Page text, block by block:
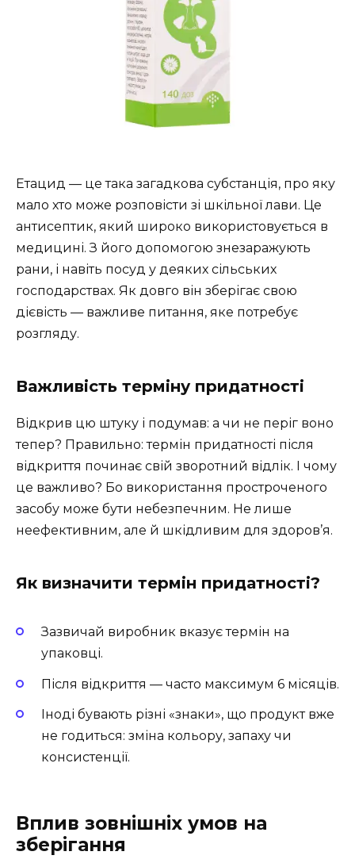
Етацид — це така загадкова субстанція, про яку
мало хто може розповісти зі шкільної лави. Це
антисептик, який широко використовується в
медицині. З його допомогою знезаражують
рани, і навіть посуд у деяких сільських
господарствах. Як довго він зберігає свою
дієвість — важливе питання, яке потребує
розгляду.
Важливість терміну придатності
Відкрив цю штуку і подумав: а чи не періг воно
тепер? Правильно: термін придатності після
відкриття починає свій зворотний відлік. І чому
це важливо? Бо використання простроченого
засобу може бути небезпечним. Не лише
неефективним, але й шкідливим для здоров’я.
Як визначити термін придатності?
Зазвичай виробник вказує термін на
упаковці.
Після відкриття — часто максимум 6 місяців.
Іноді бувають різні «знаки», що продукт вже
не годиться: зміна кольору, запаху чи
консистенції.
Вплив зовнішніх умов на
зберігання